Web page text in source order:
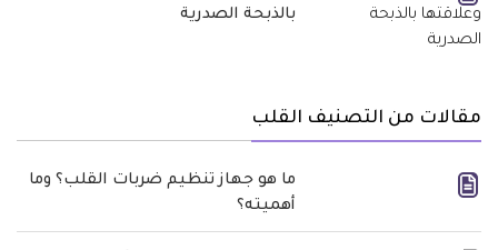
بالذبحة الصدرية
مقالات من التصنيف القلب
ما هو جهاز تنظيم ضربات القلب؟ وما
أهميته؟